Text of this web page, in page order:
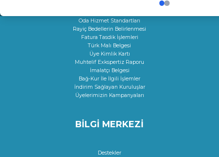
Oda Hizmet Standartları
Rayiç Bedellerin Belirlenmesi
Fatura Tasdik İşlemleri
Türk Malı Belgesi
Üye Kimlik Kartı
Muhtelif Exkspertiz Raporu
İmalatçı Belgesi
Bağ-Kur İle İlgili İşlemler
İndirim Sağlayan Kuruluşlar
Üyelerimizin Kampanyaları
BİLGİ MERKEZİ
Destekler